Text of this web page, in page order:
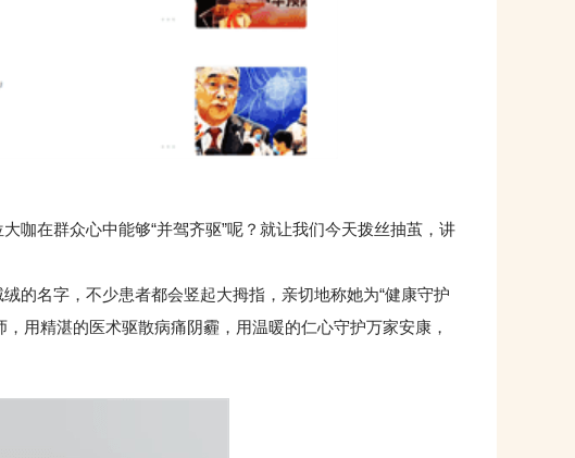
在群众心中能够“并驾齐驱”呢？就让我们今天拨丝抽茧，讲
名字，不少患者都会竖起大拇指，亲切地称她为“健康守护
用精湛的医术驱散病痛阴霾，用温暖的仁心守护万家安康，